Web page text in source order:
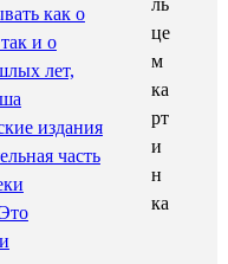
как о
и о
лет,
издания
часть